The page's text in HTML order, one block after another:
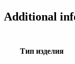
Additional
Тип изделия